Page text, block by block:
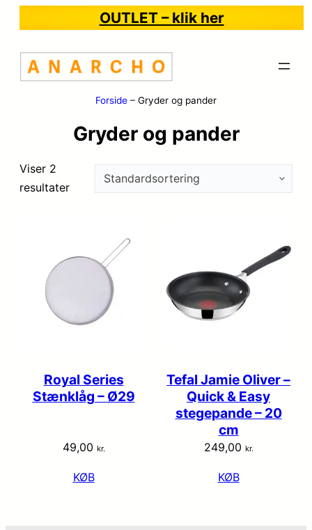
OUTLET – klik her
Forside – Gryder og pander
Gryder og pander
Viser 2
resultater
Royal Series
Stænklåg – Ø29
49,00 kr.
KØB
Tefal Jamie Oliver –
Quick & Easy
stegepande – 20
cm
249,00 kr.
KØB